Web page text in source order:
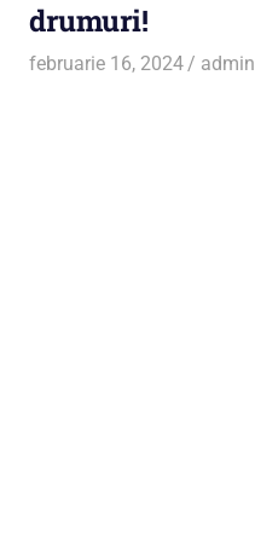
drumuri!
februarie 16, 2024 admin